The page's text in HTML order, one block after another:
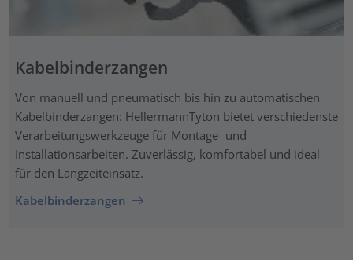
Kabelbinderzangen
Von manuell und pneumatisch bis hin zu automatischen
Kabelbinderzangen: HellermannTyton bietet verschiedenste
Verarbeitungswerkzeuge für Montage- und
Installationsarbeiten. Zuverlässig, komfortabel und ideal
für den Langzeiteinsatz.
Kabelbinderzangen